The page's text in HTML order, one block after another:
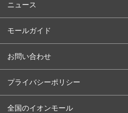
ニュース
モールガイド
お問い合わせ
プライバシーポリシー
全国のイオンモール